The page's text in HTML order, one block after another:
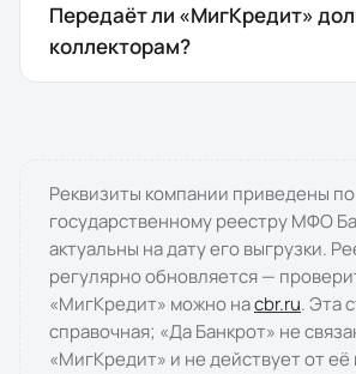
Передаёт ли «МигКредит»
коллекторам?
Реквизиты компании приведены по
государственному реестру МФО
актуальны на дату его выгрузки.
регулярно обновляется —
«МигКредит» можно наcbr.ru. Эта
справочная; «Да Банкрот» не
«МигКредит» и не действует от